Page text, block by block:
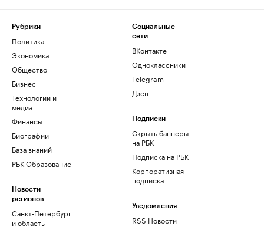
Рубрики
Политика
Экономика
Общество
Бизнес
Технологии и
медиа
Финансы
Биографии
База знаний
РБК Образование
Новости
регионов
Санкт-Петербург
и область
Социальные
сети
ВКонтакте
Одноклассники
Telegram
Дзен
Подписки
Скрыть баннеры
на РБК
Подписка на РБК
Корпоративная
подписка
Уведомления
RSS Новости